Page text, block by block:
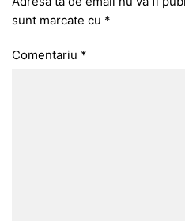
sunt marcate cu *
Comentariu *